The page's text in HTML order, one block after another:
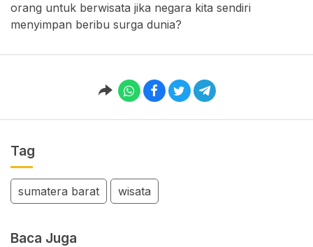
orang untuk berwisata jika negara kita sendiri
menyimpan beribu surga dunia?
Tag
sumatera barat wisata
Baca Juga